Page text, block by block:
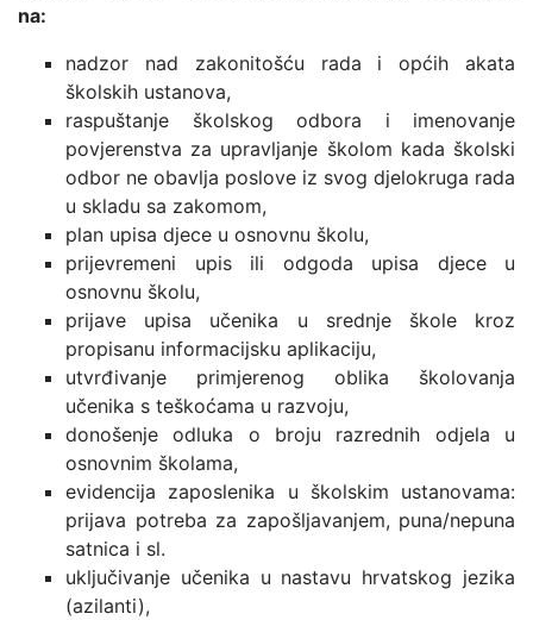
na:
nadzor nad zakonitošću rada i općih akata
školskih ustanova,
raspuštanje školskog odbora i imenovanje
povjerenstva za upravljanje školom kada školski
odbor ne obavlja poslove iz svog djelokruga rada
u skladu sa zakomom,
plan upisa djece u osnovnu školu,
prijevremeni upis ili odgoda upisa djece u
osnovnu školu,
prijave upisa učenika u srednje škole kroz
propisanu informacijsku aplikaciju,
utvrđivanje primjerenog oblika školovanja
učenika s teškoćama u razvoju,
donošenje odluka o broju razrednih odjela u
osnovnim školama,
evidencija zaposlenika u školskim ustanovama:
prijava potreba za zapošljavanjem, puna/nepuna
satnica i sl.
uključivanje učenika u nastavu hrvatskog jezika
(azilanti),